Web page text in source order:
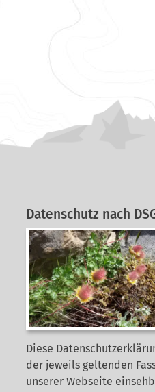
Datenschutz nach
Diese
der jeweils geltenden
unserer Webseite